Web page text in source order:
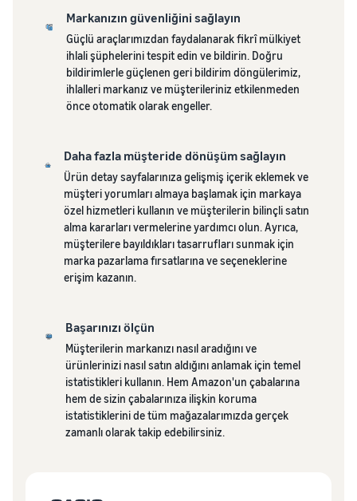
Markanızın güvenliğini sağlayın
Güçlü araçlarımızdan faydalanarak fikrî mülkiyet
ihlali şüphelerini tespit edin ve bildirin. Doğru
bildirimlerle güçlenen geri bildirim döngülerimiz,
ihlalleri markanız ve müşterileriniz etkilenmeden
önce otomatik olarak engeller.
Daha fazla müşteride dönüşüm sağlayın
Ürün detay sayfalarınıza gelişmiş içerik eklemek ve
müşteri yorumları almaya başlamak için markaya
özel hizmetleri kullanın ve müşterilerin bilinçli satın
alma kararları vermelerine yardımcı olun. Ayrıca,
müşterilere bayıldıkları tasarrufları sunmak için
marka pazarlama fırsatlarına ve seçeneklerine
erişim kazanın.
Başarınızı ölçün
Müşterilerin markanızı nasıl aradığını ve
ürünlerinizi nasıl satın aldığını anlamak için temel
istatistikleri kullanın. Hem Amazon'un çabalarına
hem de sizin çabalarınıza ilişkin koruma
istatistiklerini de tüm mağazalarımızda gerçek
zamanlı olarak takip edebilirsiniz.